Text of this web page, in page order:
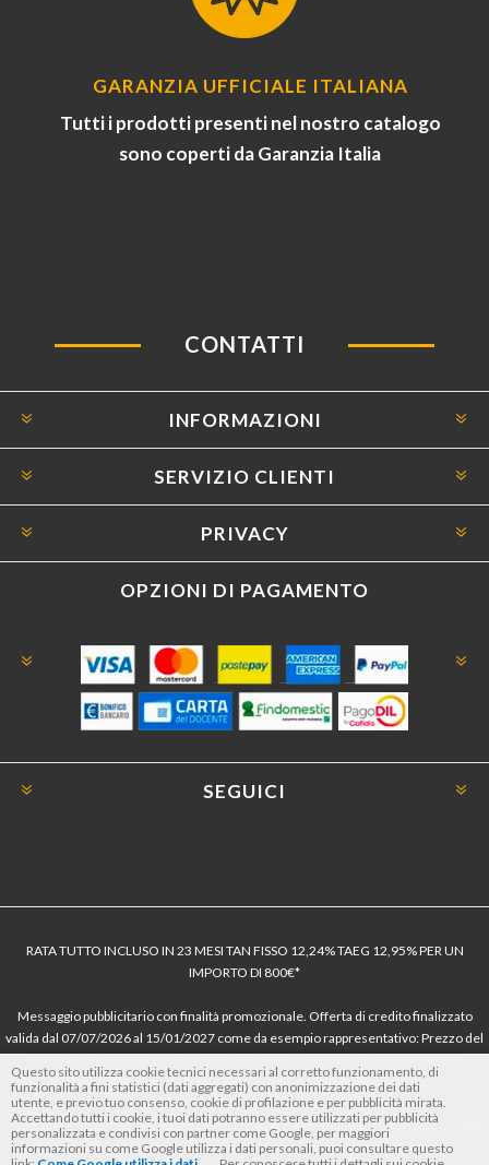
GARANZIA UFFICIALE ITALIANA
Tutti i prodotti presenti nel nostro catalogo
sono coperti da Garanzia Italia
CONTATTI
INFORMAZIONI
SERVIZIO CLIENTI
PRIVACY
OPZIONI DI PAGAMENTO
SEGUICI
RATA TUTTO INCLUSO IN 23 MESI TAN FISSO 12,24% TAEG 12,95% PER UN
IMPORTO DI 800€*
Messaggio pubblicitario con finalità promozionale. Offerta di credito finalizzato
valida dal 07/07/2026 al 15/01/2027 come da esempio rappresentativo: Prezzo del
dell’offerta azzerati. Importo totale del credito € 800. Importo totale dovuto dal
Consumatore € 920. Decorrenza media della prima rata a 90 giorni. Al fine di gestire
le tue spese in modo responsabile e di conoscere eventuali altre offerte disponibili,
Findomestic ti ricorda, prima di sottoscrivere il contratto, di prendere visione di
Questo sito utilizza cookie tecnici necessari al corretto funzionamento, di
funzionalità a fini statistici (dati aggregati) con anonimizzazione dei dati
utente, e previo tuo consenso, cookie di profilazione e per pubblicità mirata.
Accettando tutti i cookie, i tuoi dati potranno essere utilizzati per pubblicità
personalizzata e condivisi con partner come Google, per maggiori
informazioni su come Google utilizza i dati personali, puoi consultare questo